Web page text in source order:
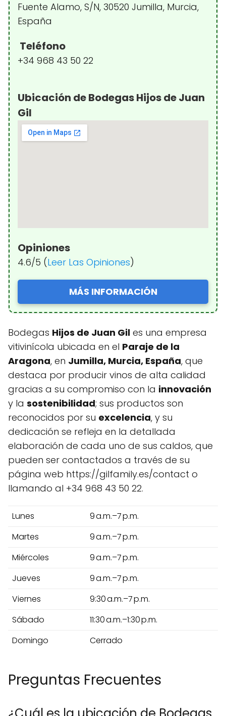
Fuente Alamo, S/N, 30520 Jumilla, Murcia,
España
Teléfono
+34 968 43 50 22
Ubicación de Bodegas Hijos de Juan
Gil
Opiniones
4.6/5 (Leer Las Opiniones)
MÁS INFORMACIÓN
Bodegas Hijos de Juan Gil es una empresa
vitivinícola ubicada en el Paraje de la
Aragona, en Jumilla, Murcia, España, que
destaca por producir vinos de alta calidad
gracias a su compromiso con la innovación
y la sostenibilidad; sus productos son
reconocidos por su excelencia, y su
dedicación se refleja en la detallada
elaboración de cada uno de sus caldos, que
pueden ser contactados a través de su
página web https://gilfamily.es/contact o
llamando al +34 968 43 50 22.
Lunes
9 a.m.–7 p.m.
Martes
9 a.m.–7 p.m.
Miércoles
9 a.m.–7 p.m.
Jueves
9 a.m.–7 p.m.
Viernes
9:30 a.m.–7 p.m.
Sábado
11:30 a.m.–1:30 p.m.
Domingo
Cerrado
Preguntas Frecuentes